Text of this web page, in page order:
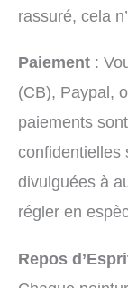
rassuré, cela
Paiement :
(CB), Paypal,
paiements
confidentielles
divulguées à
régler en
Repos